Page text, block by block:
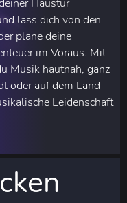
Haustür
lass dich von den
plane deine
im Voraus. Mit
Musik hautnah, ganz
oder auf dem Land
Leidenschaft